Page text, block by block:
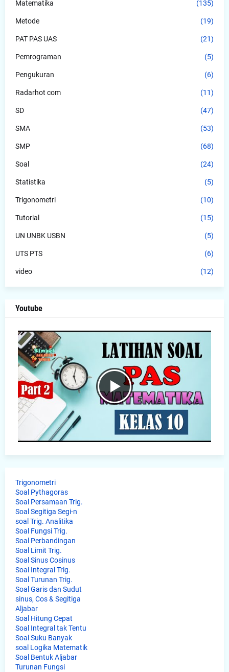
Matematika (135)
Metode (19)
PAT PAS UAS (21)
Pemrograman (5)
Pengukuran (6)
Radarhot com (11)
SD (47)
SMA (53)
SMP (68)
Soal (24)
Statistika (5)
Trigonometri (10)
Tutorial (15)
UN UNBK USBN (5)
UTS PTS (6)
video (12)
Youtube
Trigonometri
Soal Pythagoras
Soal Persamaan Trig.
Soal Segitiga Segi-n
soal Trig. Analitika
Soal Fungsi Trig.
Soal Perbandingan
Soal Limit Trig.
Soal Sinus Cosinus
Soal Integral Trig.
Soal Turunan Trig.
Soal Garis dan Sudut
sinus, Cos & Segitiga
Aljabar
Soal Hitung Cepat
Soal Integral tak Tentu
Soal Suku Banyak
soal Logika Matematik
Soal Bentuk Aljabar
Turunan Fungsi